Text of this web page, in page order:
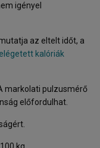
igényel
az eltelt időt, a
elégetett kalóriák
markolati pulzusmérő
előfordulhat.